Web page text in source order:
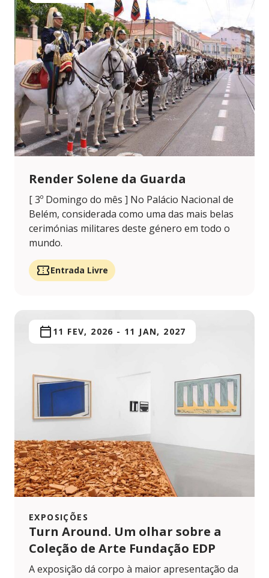
Render Solene da Guarda
[ 3º Domingo do mês ] No Palácio Nacional de
Belém, considerada como uma das mais belas
cerimónias militares deste género em todo o
mundo.
Entrada Livre
EXPOSIÇÕES
Turn Around. Um olhar sobre a
Coleção de Arte Fundação EDP
11 FEV, 2026 - 11 JAN, 2027
A exposição dá corpo à maior apresentação da